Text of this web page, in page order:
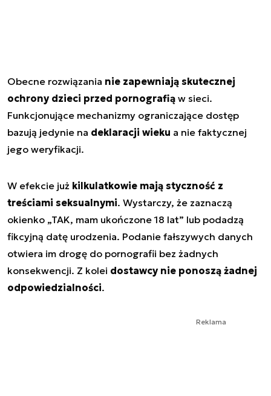
Obecne rozwiązania nie zapewniają skutecznej
ochrony dzieci przed pornografią w sieci.
Funkcjonujące mechanizmy ograniczające dostęp
bazują jedynie na deklaracji wieku a nie faktycznej
jego weryfikacji.
W efekcie już kilkulatkowie mają styczność z
treściami seksualnymi. Wystarczy, że zaznaczą
okienko „TAK, mam ukończone 18 lat” lub podadzą
fikcyjną datę urodzenia. Podanie fałszywych danych
otwiera im drogę do pornografii bez żadnych
konsekwencji. Z kolei dostawcy nie ponoszą żadnej
odpowiedzialności.
Reklama